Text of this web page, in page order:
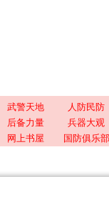
武警天地 人防民防
后备力量 兵器大观
网上书屋 国防俱乐部